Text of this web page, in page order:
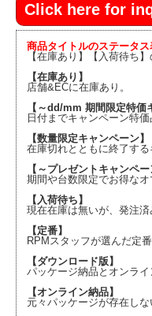
Click here for
商品タイトルのステータス
【在庫あり】【入荷待ち
【在庫あり】
店舗&ECに在庫あり。
【～dd/mm 期間限定特価
日付までキャンペーン特価
【数量限定キャンペーン】
在庫切れとともに終了す
【～プレゼントキャンペー
期間や台数限定でお得な
【入荷待ち】
現在在庫は無いが、発注
【定番】
RPMスタッフが選んだ定
【ダウンロード版】
パッケージ納品とオンラ
【オンライン納品】
元々パッケージが存在しな